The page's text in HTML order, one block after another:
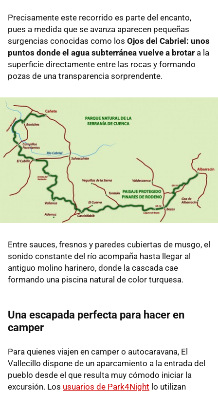
Precisamente este recorrido es parte del encanto,
pues a medida que se avanza aparecen pequeñas
surgencias conocidas como los Ojos del Cabriel: unos
puntos donde el agua subterránea vuelve a brotar a la
superficie directamente entre las rocas y formando
pozas de una transparencia sorprendente.
Entre sauces, fresnos y paredes cubiertas de musgo, el
sonido constante del río acompaña hasta llegar al
antiguo molino harinero, donde la cascada cae
formando una piscina natural de color turquesa.
Una escapada perfecta para hacer en
camper
Para quienes viajen en camper o autocaravana, El
Vallecillo dispone de un aparcamiento a la entrada del
pueblo desde el que resulta muy cómodo iniciar la
excursión. Los usuarios de Park4Night lo utilizan